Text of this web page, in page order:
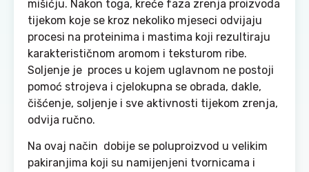
mišićju. Nakon toga, kreće faza zrenja proizvoda
tijekom koje se kroz nekoliko mjeseci odvijaju
procesi na proteinima i mastima koji rezultiraju
karakterističnom aromom i teksturom ribe.
Soljenje je proces u kojem uglavnom ne postoji
pomoć strojeva i cjelokupna se obrada, dakle,
čišćenje, soljenje i sve aktivnosti tijekom zrenja,
odvija ručno.
Na ovaj način dobije se poluproizvod u velikim
pakiranjima koji su namijenjeni tvornicama i